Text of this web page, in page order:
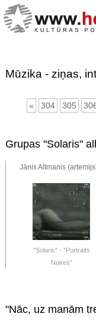
Mūzika - ziņas,
« 304 305
Grupas "Solaris"
Jānis Altmanis
"Solaris" - "Portraits
Noires"
"Nāc, uz manām